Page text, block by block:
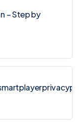
– Step by